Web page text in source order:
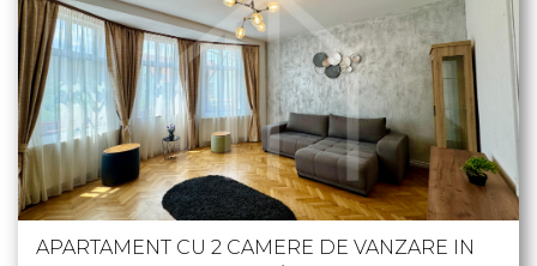
APARTAMENT CU 2 CAMERE DE VANZARE IN